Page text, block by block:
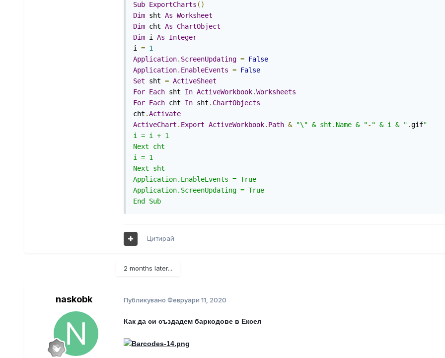
Sub ExportCharts ()
Dim sht As Worksheet
Dim cht As
ChartObject
Dim i As
Integer
i = 1
Application. ScreenUpdating = False
Application. EnableEvents = False
Set sht = ActiveSheet
For Each sht In ActiveWorkbook.Worksheets
For Each cht In sht . ChartObjects
cht .Activate
ActiveChart . Export ActiveWorkbook. Path & "\" & sht.Name & "- " & i & " .gif"
i = i + 1
Next cht
i = 1
Next sht
Application.EnableEvents = True
Application.ScreenUpdating = True
End Sub
Цитирай
2 months later...
naskobk Публикувано Февруари 11, 2020
Как да си създадем баркодове в Ексел